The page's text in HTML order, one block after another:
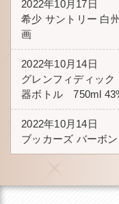
2022年10月17日
希少 サントリー 白
画
2022年10月14日
グレンフィディッ
器ボトル 750ml
2022年10月14日
ブッカーズ バーボ